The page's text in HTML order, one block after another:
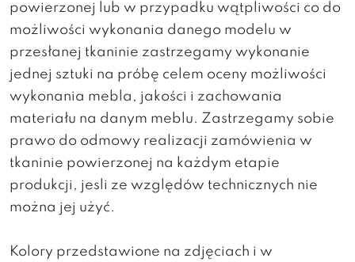
powierzonej lub w przypadku wątpliwości co do
możliwości wykonania danego modelu w
przesłanej tkaninie zastrzegamy wykonanie
jednej sztuki na próbę celem oceny możliwości
wykonania mebla, jakości i zachowania
materiału na danym meblu. Zastrzegamy sobie
prawo do odmowy realizacji zamówienia w
tkaninie powierzonej na każdym etapie
produkcji, jesli ze względów technicznych nie
można jej użyć.
Kolory przedstawione na zdjęciach i w